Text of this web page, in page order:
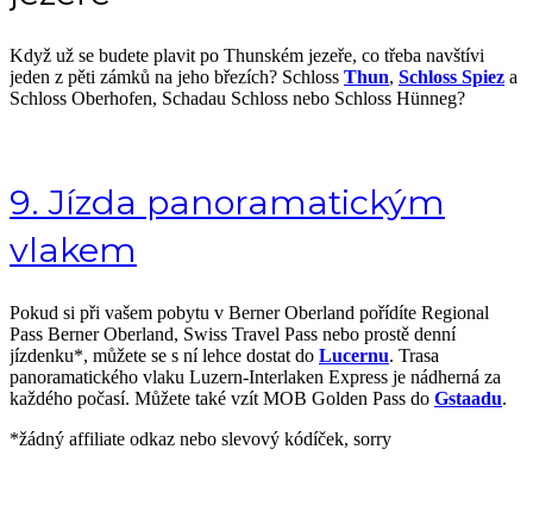
Když už se budete plavit po Thunském jezeře, co třeba navštívi
jeden z pěti zámků na jeho březích? Schloss Thun, Schloss Spiez a
Schloss Oberhofen, Schadau Schloss nebo Schloss Hünneg?
9. Jízda panoramatickým
vlakem
Pokud si při vašem pobytu v Berner Oberland pořídíte Regional
Pass Berner Oberland, Swiss Travel Pass nebo prostě denní
jízdenku*, můžete se s ní lehce dostat do Lucernu. Trasa
panoramatického vlaku Luzern-Interlaken Express je nádherná za
každého počasí. Můžete také vzít MOB Golden Pass do Gstaadu.
*žádný affiliate odkaz nebo slevový kódíček, sorry